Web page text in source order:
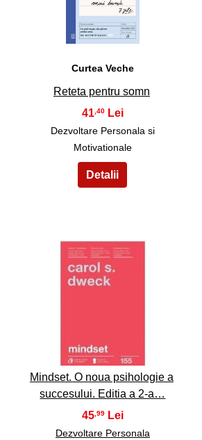
Curtea Veche
Reteta pentru somn
41,40
Dezvoltare Personala si
Motivationale
Mindset. O noua psihologie a
succesului. Editia a 2-a…
45,99
Dezvoltare Personala